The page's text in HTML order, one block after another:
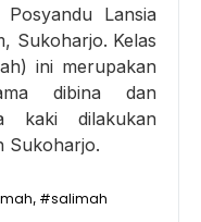
Lansia
Sukoharjo. Kelas
ini merupakan
dibina dan
kaki dilakukan
Sukoharjo.
, #salimah